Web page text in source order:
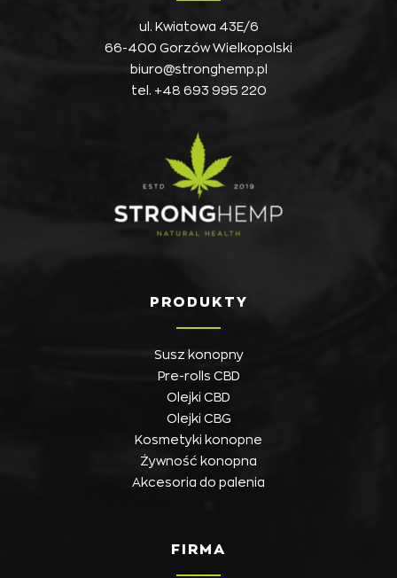
ul. Kwiatowa 43E/6
66-400 Gorzów Wielkopolski
biuro@stronghemp.pl
tel. +48 693 995 220
PRODUKTY
Susz konopny
Pre-rolls CBD
Olejki CBD
Olejki CBG
Kosmetyki konopne
Żywność konopna
Akcesoria do palenia
FIRMA